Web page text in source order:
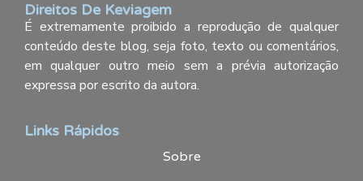
Direitos De Keviagem
É extremamente proibido a reprodução de qualquer
conteúdo deste blog, seja foto, texto ou comentários,
em qualquer outro meio sem a prévia autorização
expressa por escrito da autora.
Links Rápidos
Sobre